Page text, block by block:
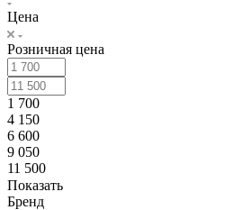
Цена
Розничная цена
1 700
4 150
6 600
9 050
11 500
Показать
Бренд